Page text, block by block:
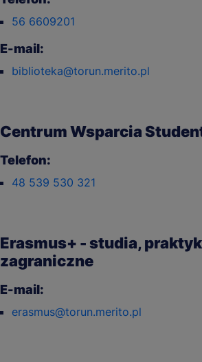
56 6609201
E-mail:
biblioteka@torun.merito.pl
Centrum Wsparcia
Telefon:
48 539 530 321
Erasmus+ - studia,
zagraniczne
E-mail:
erasmus@torun.merito.pl